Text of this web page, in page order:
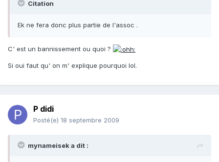
Citation
Ek ne fera donc plus partie de l'assoc .
C' est un bannissement ou quoi ?
Si oui faut qu' on m' explique pourquoi lol.
P didi
Posté(e) 18 septembre 2009
mynameisek a dit :